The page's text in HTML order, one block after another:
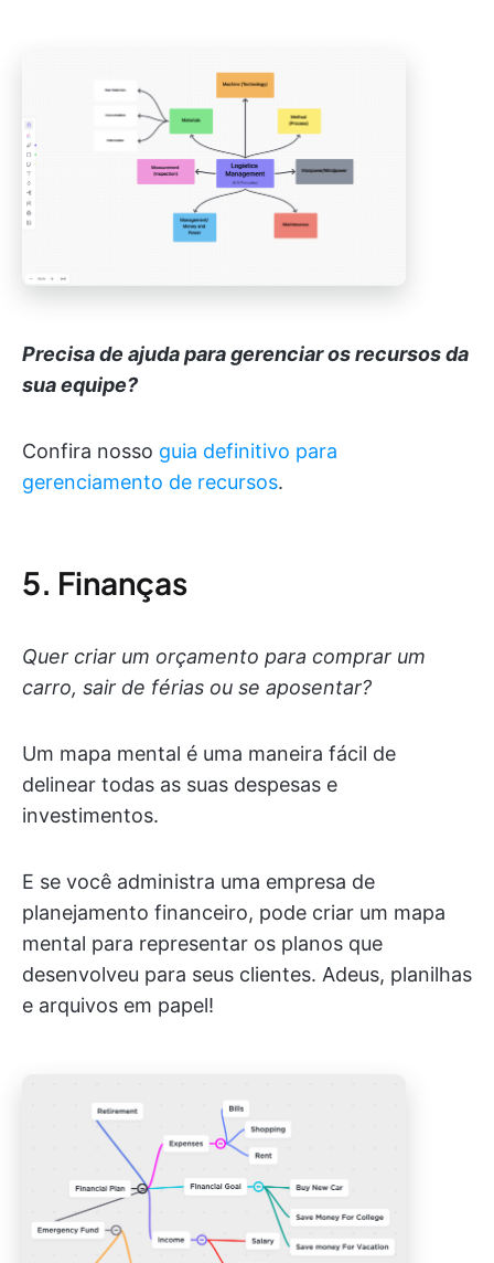
Precisa de ajuda para gerenciar os recursos da
sua equipe?
Confira nosso guia definitivo para
gerenciamento de recursos.
5. Finanças
Quer criar um orçamento para comprar um
carro, sair de férias ou se aposentar?
Um mapa mental é uma maneira fácil de
delinear todas as suas despesas e
investimentos.
E se você administra uma empresa de
planejamento financeiro, pode criar um mapa
mental para representar os planos que
desenvolveu para seus clientes. Adeus, planilhas
e arquivos em papel!